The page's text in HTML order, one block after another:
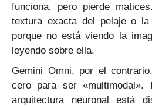
funciona, pero pierde
textura exacta del pelaje o la
porque no está viendo la
leyendo sobre ella.
Gemini Omni, por el
cero para ser «multimodal».
arquitectura neuronal está